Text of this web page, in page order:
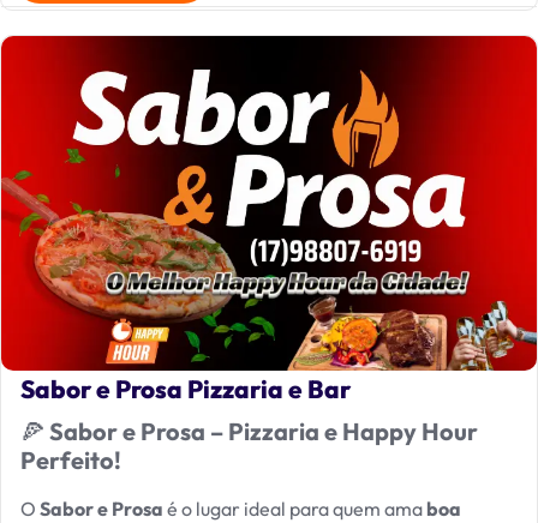
Sabor e Prosa Pizzaria e Bar
🍕 Sabor e Prosa – Pizzaria e Happy Hour
Perfeito!
O Sabor e Prosa é o lugar ideal para quem ama boa